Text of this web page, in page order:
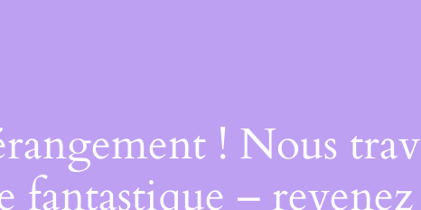
! Nous
fantastique –